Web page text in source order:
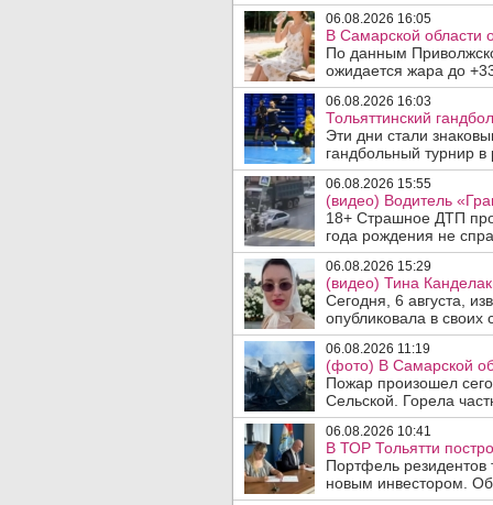
06.08.2026 16:05
В Самарской области
По данным
ожидается жара до
06.08.2026 16:03
Тольяттинский
Эти дни стали
гандбольный турнир
06.08.2026 15:55
(видео) Водитель
18+ Страшное ДТП
года рождения не
06.08.2026 15:29
(видео) Тина
Сегодня, 6 августа,
опубликовала в своих
06.08.2026 11:19
(фото) В Самарской
Пожар произошел
Сельской. Горела
06.08.2026 10:41
В ТОР Тольятти
Портфель резидентов
новым инвестором.